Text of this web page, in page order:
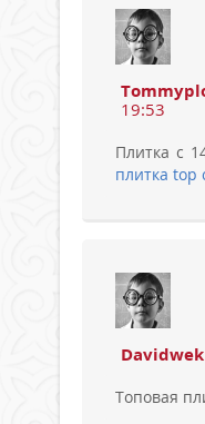
19:53
Плитка с
плитка top
Davidwek
Топовая